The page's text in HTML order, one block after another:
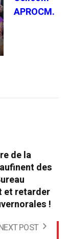
APROCM.
de la
des
et retarder
!
POST